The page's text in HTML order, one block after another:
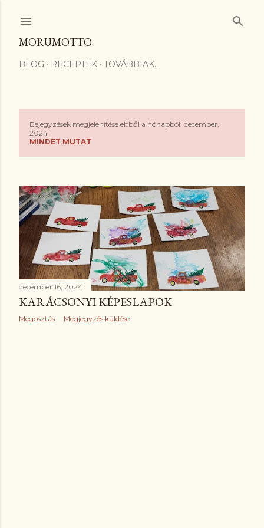
MORUMOTTO
BLOG RECEPTEK TOVÁBBIAK…
e
j
e
g
y
z
é
s
Bejegyzések megjelenítése ebből a hónapból: december,
2024
MINDET MUTAT
december 16, 2024
KARÁCSONYI KÉPESLAPOK
Megosztás Megjegyzés küldése